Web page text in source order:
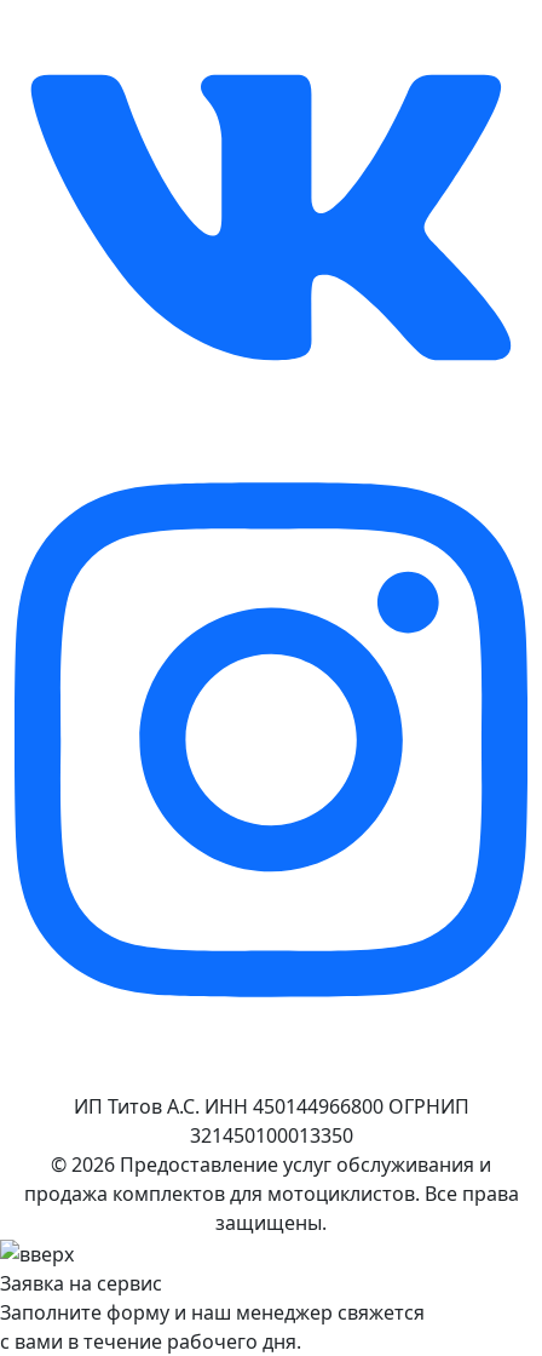
ИП Титов А.С. ИНН 450144966800 ОГРНИП
321450100013350
© 2026 Предоставление услуг обслуживания и
продажа комплектов для мотоциклистов. Все права
защищены.
Заявка на сервис
Заполните форму и наш менеджер свяжется
с вами в течение рабочего дня.